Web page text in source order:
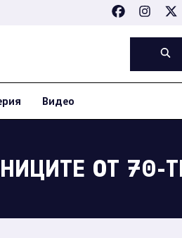
Видео
ОТ 70-